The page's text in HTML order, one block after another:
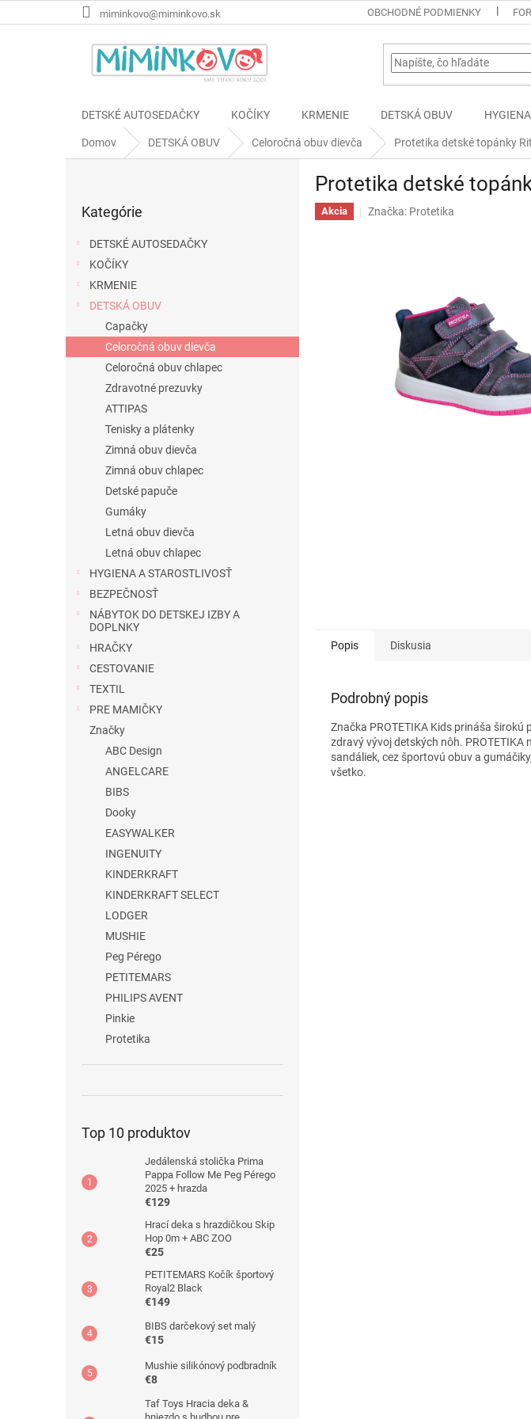
na
miminkovo@miminkovo.sk OBCHODNÉ PODMIENKY
DETSKÉ AUTOSEDAČKY KOČÍKY KRMENIE DETSKÁ OBUV
Domov DETSKÁ OBUV Celoročná obuv dievča Protetika detské topánky
kategórie
Kategórie
DETSKÉ AUTOSEDAČKY
KOČÍKY
KRMENIE
DETSKÁ OBUV
Capačky
Celoročná obuv dievča
Celoročná obuv chlapec
Zdravotné prezuvky
ATTIPAS
Tenisky a plátenky
Zimná obuv dievča
Zimná obuv chlapec
Detské papuče
Gumáky
Letná obuv dievča
Letná obuv chlapec
HYGIENA A STAROSTLIVOSŤ
BEZPEČNOSŤ
NÁBYTOK DO DETSKEJ IZBY A
DOPLNKY
HRAČKY
CESTOVANIE
TEXTIL
PRE MAMIČKY
Značky
ABC Design
ANGELCARE
BIBS
Dooky
EASYWALKER
INGENUITY
KINDERKRAFT
KINDERKRAFT SELECT
LODGER
MUSHIE
Peg Pérego
PETITEMARS
PHILIPS AVENT
Pinkie
Protetika
Top 10 produktov
Jedálenská stolička Prima
Pappa Follow Me Peg Pérego
2025 + hrazda
€129
Hrací deka s hrazdičkou Skip
Hop 0m + ABC ZOO
€25
PETITEMARS Kočík športový
Royal2 Black
€149
BIBS darčekový set malý
€15
Mushie silikónový podbradník
€8
Taf Toys Hracia deka &
Protetika detské
Akcia Značka: Protetika
Popis Diskusia
Podrobný popis
Značka PROTETIKA Kids prináša
zdravý vývoj detských nôh.
sandáliek, cez športovú obuv a
všetko.